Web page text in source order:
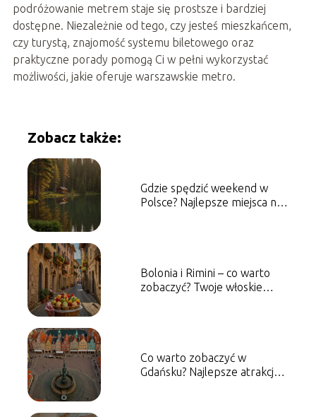
podróżowanie metrem staje się prostsze i bardziej
dostępne. Niezależnie od tego, czy jesteś mieszkańcem,
czy turystą, znajomość systemu biletowego oraz
praktyczne porady pomogą Ci w pełni wykorzystać
możliwości, jakie oferuje warszawskie metro.
Zobacz także:
Gdzie spędzić weekend w
Polsce? Najlepsze miejsca na
Bolonia i Rimini – co warto
zobaczyć? Twoje włoskie
Co warto zobaczyć w
Gdańsku? Najlepsze atrakcje